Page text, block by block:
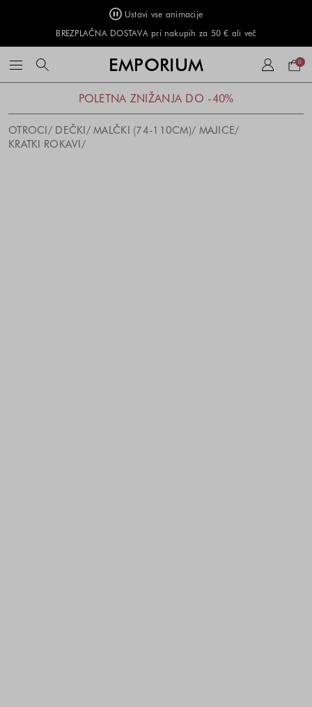
Ustavi vse animacije
BREZPLAČNA DOSTAVA pri nakupih za 50 € ali več
EMPORIUM 0
POLETNA ZNIŽANJA DO -40%
OTROCI DEČKI MALČKI (74-110CM) MAJICE
KRATKI ROKAVI